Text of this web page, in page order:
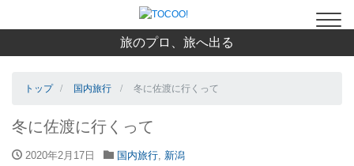
旅のプロ、旅へ出る
トップ 国内旅行 冬に佐渡に行くって
冬に佐渡に行くって
2020年2月17日 国内旅行, 新潟